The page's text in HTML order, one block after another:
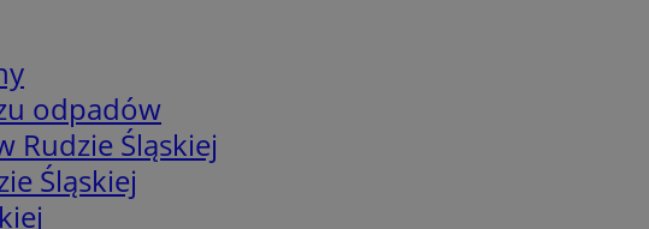
odpadów
Rudzie Śląskiej
Śląskiej